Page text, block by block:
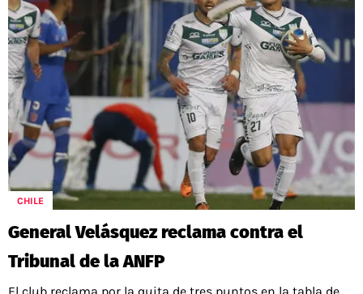
CHILE
General Velásquez reclama contra el
Tribunal de la ANFP